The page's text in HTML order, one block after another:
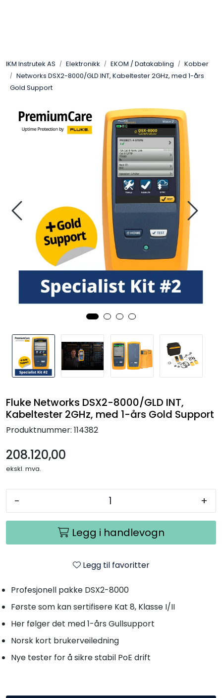
IKM Instrutek AS Elektronikk EKOM / Datakabling
Kobber
Networks DSX2-8000/GLD INT, Kabeltester 2GHz, med 1-års
Gold Support
Fluke Networks DSX2-8000/GLD INT,
Kabeltester 2GHz, med 1-års Gold Support
Produktnummer: 114382
208.120,00
ekskl. mva.
- +
Legg i handlevogn
Legg til favoritter
Profesjonell pakke DSX2-8000
Første som kan sertifisere Kat 8, Klasse I/II
Her følger det med 1-års Gullsupport
Norsk kort brukerveiledning
Nye tester for å sikre stabil PoE drift
Elektro
Prosess
Kalibratorer
Termografi
Undervisning
Navigasjon & Kommunikasjon
Maskinvern & Instrumentering
Tilbehør
Kampanjer
Outlet